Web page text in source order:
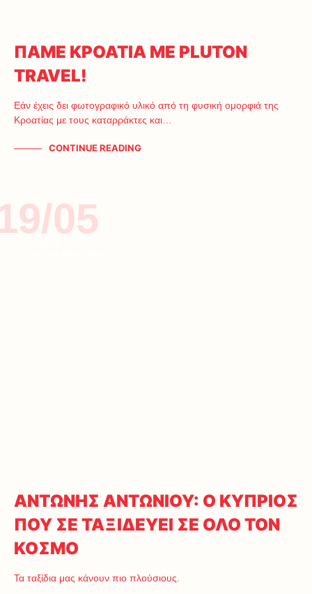
ΠΑΜΕ ΚΡΟΑΤΙΑ ΜΕ PLUTON
TRAVEL!
Εάν έχεις δει φωτογραφικό υλικό από τη φυσική ομορφιά της
Κροατίας με τους καταρράκτες και…
CONTINUE READING
05
ΑΝΤΩΝΗΣ ΑΝΤΩΝΙΟΥ: Ο ΚΥΠΡΙΟΣ
ΠΟΥ ΣΕ ΤΑΞΙΔΕΥΕΙ ΣΕ ΟΛΟ ΤΟΝ
ΚΟΣΜΟ
Τα ταξίδια μας κάνουν πιο πλούσιους.